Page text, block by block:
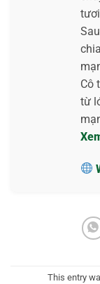
Cô
từ
This entry